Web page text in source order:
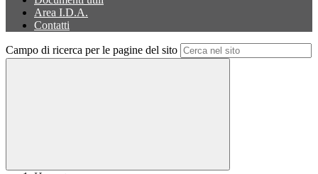
Area I.D.A.
Contatti
Campo di ricerca per le pagine del sito